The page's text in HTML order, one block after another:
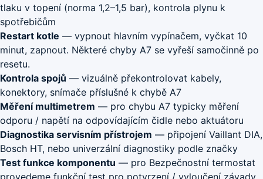
tlaku v topení (norma 1,2–1,5 bar), kontrola plynu k
spotřebičům
Restart kotle — vypnout hlavním vypínačem, vyčkat 10
minut, zapnout. Některé chyby A7 se vyřeší samočinně po
resetu.
Kontrola spojů — vizuálně překontrolovat kabely,
konektory, snímače příslušné k chybě A7
Měření multimetrem — pro chybu A7 typicky měření
odporu / napětí na odpovídajícím čidle nebo aktuátoru
Diagnostika servisním přístrojem — připojení Vaillant DIA,
Bosch HT, nebo univerzální diagnostiky podle značky
Test funkce komponentu — pro Bezpečnostní termostat
provedeme funkční test pro potvrzení / vyloučení závady